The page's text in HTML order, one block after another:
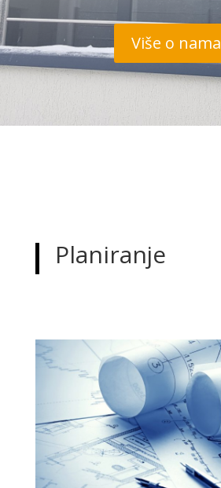
Više o nama
Planiranje